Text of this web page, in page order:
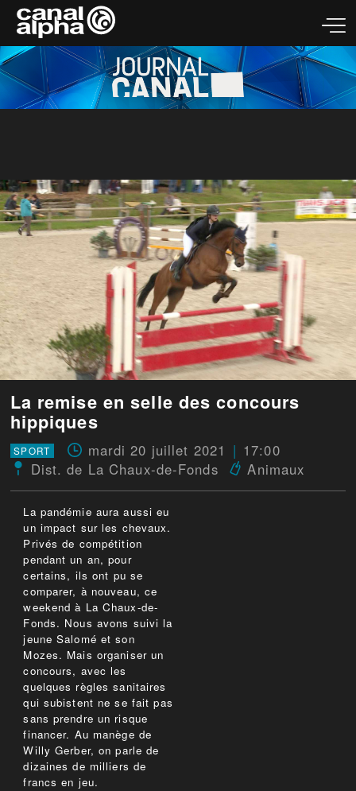
La remise en selle des concours
hippiques
SPORT mardi 20 juillet 2021
17:00
Dist. de La Chaux-de-Fonds
Animaux
La pandémie aura aussi eu
un impact sur les chevaux.
Privés de compétition
pendant un an, pour
certains, ils ont pu se
comparer, à nouveau, ce
weekend à La Chaux-de-
Fonds. Nous avons suivi la
jeune Salomé et son
Mozes. Mais organiser un
concours, avec les
quelques règles sanitaires
qui subistent ne se fait pas
sans prendre un risque
financer. Au manège de
Willy Gerber, on parle de
dizaines de milliers de
francs en jeu.